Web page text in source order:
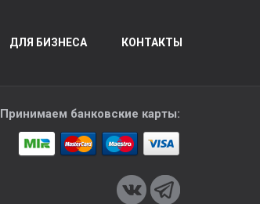
ДЛЯ БИЗНЕСА КОНТАКТЫ
Принимаем банковские карты: